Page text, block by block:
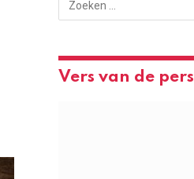
Vers van de pers